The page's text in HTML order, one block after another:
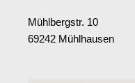
Mühlbergstr. 10
69242 Mühlhausen